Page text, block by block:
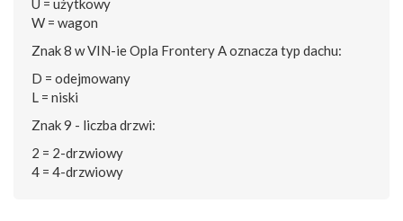
U = użytkowy
W = wagon
Znak 8 w VIN-ie Opla Frontery A oznacza typ dachu:
D = odejmowany
L = niski
Znak 9 - liczba drzwi:
2 = 2-drzwiowy
4 = 4-drzwiowy